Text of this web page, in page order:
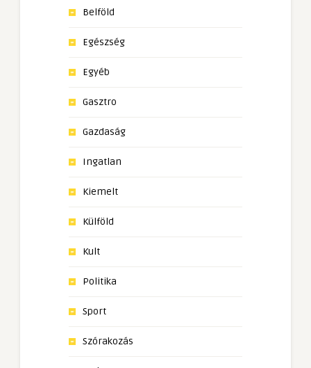
Belföld
Egészség
Egyéb
Gasztro
Gazdaság
Ingatlan
Kiemelt
Külföld
Kult
Politika
Sport
Szórakozás